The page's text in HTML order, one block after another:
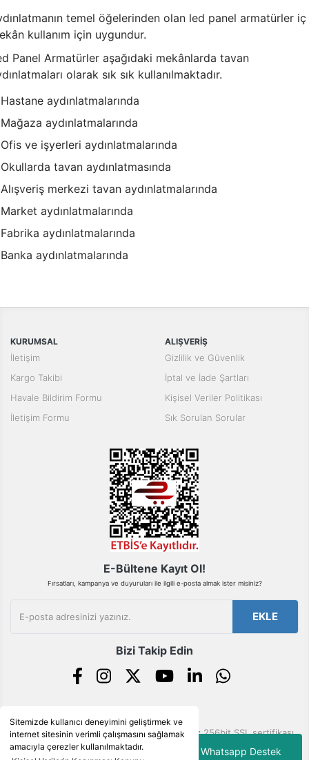
Sitemizde kullanıcı deneyimini geliştirmek ve
internet sitesinin verimli çalışmasını sağlamak
amacıyla çerezler kullanılmaktadır.
Whatsapp Destek
temel öğelerinden olan led panel armatürler iç
kullanım için uygundur.
Panel Armatürler aşağıdaki mekânlarda tavan
olarak sık sık kullanılmaktadır.
Hastane aydınlatmalarında
Mağaza aydınlatmalarında
Ofis ve işyerleri aydınlatmalarında
Okullarda tavan aydınlatmasında
Alışveriş merkezi tavan aydınlatmalarında
Market aydınlatmalarında
Fabrika aydınlatmalarında
Banka aydınlatmalarında
KURUMSAL
İletişim
Kargo Takibi
Havale Bildirim Formu
İletişim Formu
ALIŞVERİŞ
Gizlilik ve Güvenlik
İptal ve İade Şartları
Kişisel Veriler Politikası
Sık Sorulan Sorular
E-Bültene Kayıt Ol!
Fırsatları, kampanya ve duyuruları ile ilgili e-posta almak ister misiniz?
EKLE
Bizi Takip Edin
© Tüm hakları saklıdır. Kredi kartı bilgileriniz 256bit SSL sertifikası
ile korunmaktadır.